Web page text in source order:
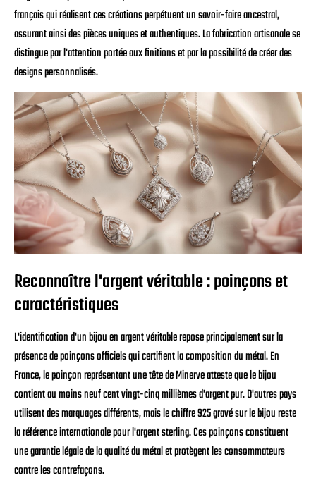
français qui réalisent ces créations perpétuent un savoir-faire ancestral,
assurant ainsi des pièces uniques et authentiques. La fabrication artisanale se
distingue par l'attention portée aux finitions et par la possibilité de créer des
designs personnalisés.
Reconnaître l'argent véritable : poinçons et
caractéristiques
L'identification d'un bijou en argent véritable repose principalement sur la
présence de poinçons officiels qui certifient la composition du métal. En
France, le poinçon représentant une tête de Minerve atteste que le bijou
contient au moins neuf cent vingt-cinq millièmes d'argent pur. D'autres pays
utilisent des marquages différents, mais le chiffre 925 gravé sur le bijou reste
la référence internationale pour l'argent sterling. Ces poinçons constituent
une garantie légale de la qualité du métal et protègent les consommateurs
contre les contrefaçons.